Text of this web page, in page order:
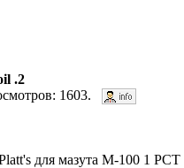
.2
1603.
для мазута М-100 1